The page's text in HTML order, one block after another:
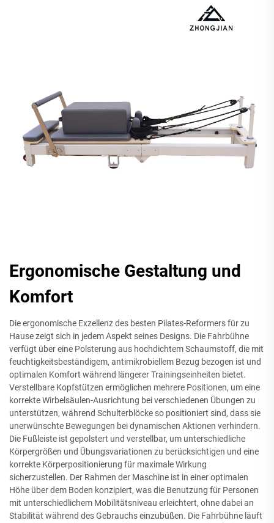
Ergonomische Gestaltung und
Komfort
Die ergonomische Exzellenz des besten Pilates-Reformers für zu
Hause zeigt sich in jedem Aspekt seines Designs. Die Fahrbühne
verfügt über eine Polsterung aus hochdichtem Schaumstoff, die mit
feuchtigkeitsbeständigem, antimikrobiellem Bezug bezogen ist und
optimalen Komfort während längerer Trainingseinheiten bietet.
Verstellbare Kopfstützen ermöglichen mehrere Positionen, um eine
korrekte Wirbelsäulen-Ausrichtung bei verschiedenen Übungen zu
unterstützen, während Schulterblöcke so positioniert sind, dass sie
unerwünschte Bewegungen bei dynamischen Aktionen verhindern.
Die Fußleiste ist gepolstert und verstellbar, um unterschiedliche
Körpergrößen und Übungsvariationen zu berücksichtigen und eine
korrekte Körperpositionierung für maximale Wirkung
sicherzustellen. Der Rahmen der Maschine ist in einer optimalen
Höhe über dem Boden konzipiert, was die Benutzung für Personen
mit unterschiedlichem Mobilitätsniveau erleichtert, ohne dabei an
Stabilität während des Gebrauchs einzubüßen. Die Fahrbühne läuft